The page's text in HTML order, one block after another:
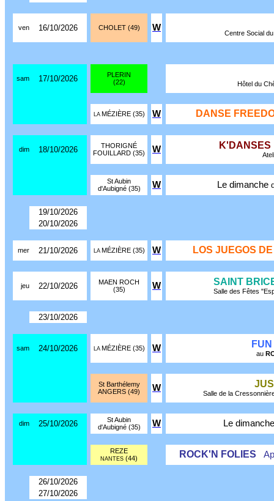
ven 16/10/2026 CHOLET (49) W
Centre Social
sam 17/10/2026
PLERIN
(22)
Hôtel du
LA MÉZIÈRE (35) W DANSE
dim 18/10/2026
THORIGNÉ
FOUILLARD (35)
W K'DANSES
St Aubin
d'Aubigné (35)
W Le dimanche
19/10/2026
20/10/2026
mer 21/10/2026 LA MÉZIÈRE (35) W LOS JUEGOS
jeu 22/10/2026
MAEN ROCH
(35)
W SAINT
Salle des Fêtes
23/10/2026
sam 24/10/2026 LA MÉZIÈRE (35) W
au
St Barthélemy
ANGERS (49)
W
Salle de la
dim 25/10/2026
St Aubin
d'Aubigné (35)
W Le dimanche
REZE
NANTES (44) ROCK'N FOLIES
26/10/2026
27/10/2026